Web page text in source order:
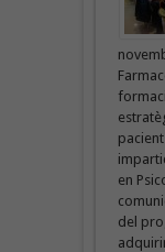
en
del